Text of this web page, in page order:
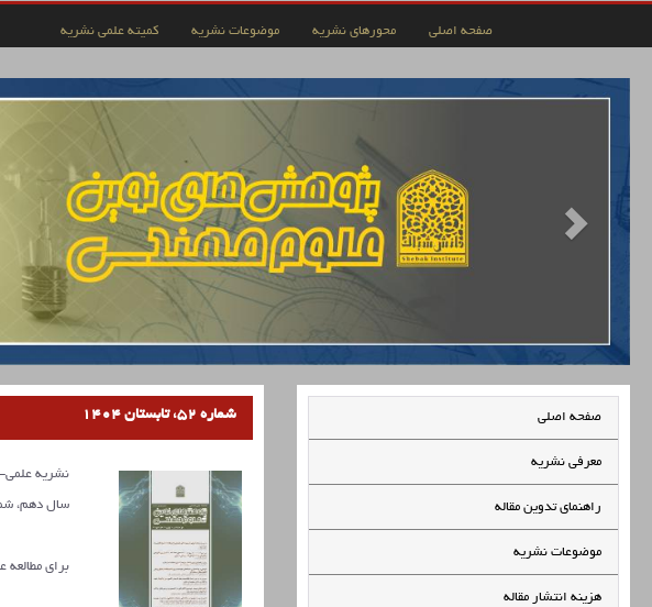
صفحه اصلی محورهای نشریه موضوعات نشریه کمیته علمی نشریه
صفحه اصلی
معرفی نشریه
راهنمای تدوین مقاله
موضوعات نشریه
هزینه انتشار مقاله
شماره 52، تابستان 1404
نشریه
سال دهم، شماره 2 (پیاپی 52)،
برای مطالعه